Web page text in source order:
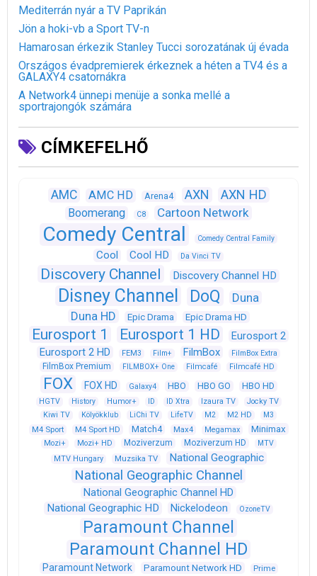
Mediterrán nyár a TV Paprikán
Jön a hoki-vb a Sport TV-n
Hamarosan érkezik Stanley Tucci sorozatának új évada
Országos évadpremierek érkeznek a héten a TV4 és a
GALAXY4 csatornákra
A Network4 ünnepi menüje a sonka mellé a
sportrajongók számára
CÍMKEFELHŐ
AMC AMC HD Arena4 AXN AXN HD
Boomerang C8 Cartoon Network
Comedy Central Comedy Central Family
Cool Cool HD Da Vinci TV
Discovery Channel Discovery Channel HD
Disney Channel DoQ
Duna
Duna HD
Epic Drama Epic Drama HD
Eurosport 1 Eurosport 1 HD
Eurosport 2
Eurosport 2 HD
FEM3 Film+ FilmBox FilmBox Extra
FilmBox Premium FILMBOX+ One Filmcafé Filmcafé HD
FOX FOX HD Galaxy4 HBO HBO GO HBO HD
HGTV History Humor+ ID ID Xtra Izaura TV
Jocky TV
Kiwi TV
Kölyökklub LiChi TV LifeTV M2 M2 HD M3
M4 Sport M4 Sport HD Match4 Max4 Megamax Minimax
Mozi+ Mozi+ HD Moziverzum Moziverzum HD
MTV
MTV Hungary
Muzsika TV National Geographic
National Geographic Channel
National Geographic Channel HD
National Geographic HD
Nickelodeon OzoneTV
Paramount Channel
Paramount Channel HD
Paramount Network Paramount Network HD Prime